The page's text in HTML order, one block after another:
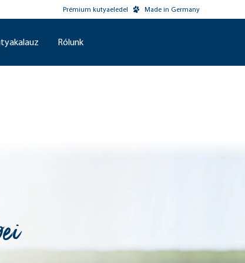
Prémium kutyaeledel Made in Germany
Rólunk